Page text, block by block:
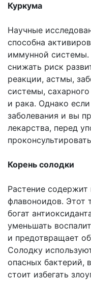
Куркума
Научные
способна
иммунной системы.
снижать риск
реакции, астмы,
системы,
и рака. Однако
заболевания и вы
лекарства, перед
Корень солодки
Растение содержит
флавоноидов. Этот
богат
уменьшать
и предотвращает
Солодку
опасных бактерий,
стоит избегать